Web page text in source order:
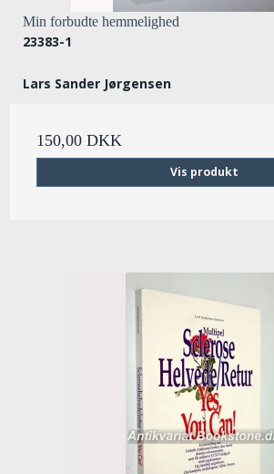
Min forbudte hemmelighed
23383-1
Lars Sander Jørgensen
150,00 DKK
Vis produkt